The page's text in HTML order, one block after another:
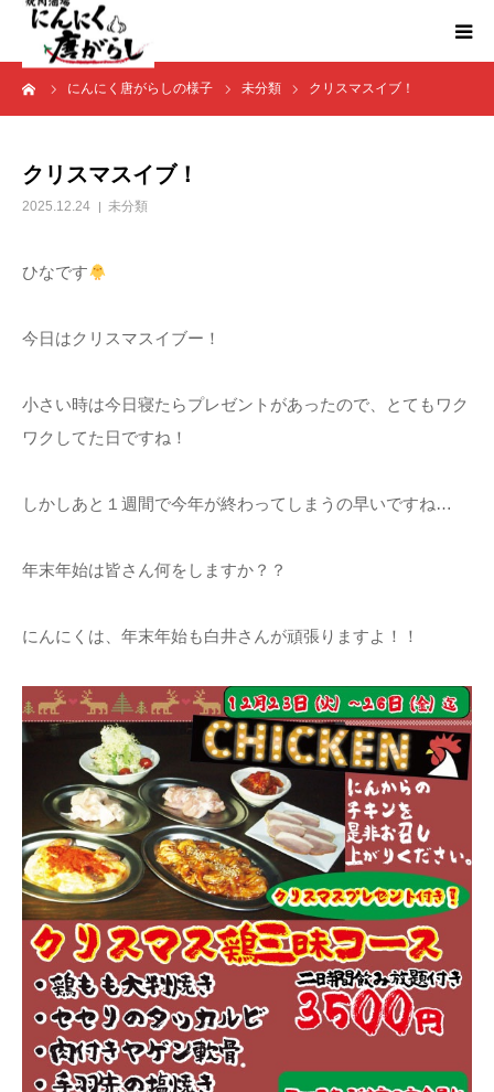
にんにく唐がらしの様子 未分類 クリスマスイブ！
クリスマスイブ！
2025.12.24 未分類
ひなです
今日はクリスマスイブー！
小さい時は今日寝たらプレゼントがあったので、とてもワク
ワクしてた日ですね！
しかしあと１週間で今年が終わってしまうの早いですね…
年末年始は皆さん何をしますか？？
にんにくは、年末年始も白井さんが頑張りますよ！！
HOME